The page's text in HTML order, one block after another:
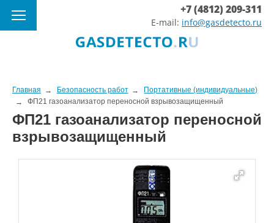
+7 (4812) 209-311
E-mail: info@gasdetecto.ru
Главная Безопасность работ
Портативные (индивидуальные)
ФП21 газоанализатор переносной взрывозащищенный
ФП21 газоанализатор переносной
взрывозащищенный